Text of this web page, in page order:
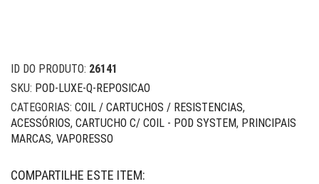
ID DO PRODUTO: 26141
SKU: POD-LUXE-Q-REPOSICAO
CATEGORIAS: COIL / CARTUCHOS / RESISTENCIAS,
ACESSÓRIOS, CARTUCHO C/ COIL - POD SYSTEM, PRINCIPAIS
MARCAS, VAPORESSO
COMPARTILHE ESTE ITEM: